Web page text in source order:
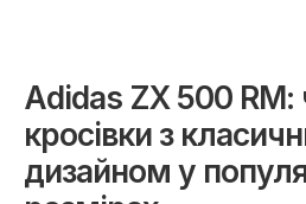
Adidas ZX 500 RM:
кросівки з
дизайном у